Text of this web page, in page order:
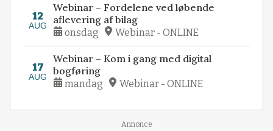
12
AUG
Webinar – Fordelene ved løbende
aflevering af bilag
onsdag Webinar - ONLINE
17
AUG
Webinar – Kom i gang med digital
bogføring
mandag Webinar - ONLINE
Annonce